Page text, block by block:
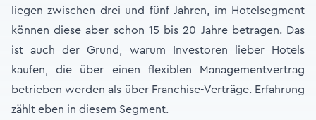
liegen zwischen drei und fünf Jahren, im Hotelsegment
können diese aber schon 15 bis 20 Jahre betragen. Das
ist auch der Grund, warum Investoren lieber Hotels
kaufen, die über einen flexiblen Managementvertrag
betrieben werden als über Franchise-Verträge. Erfahrung
zählt eben in diesem Segment.